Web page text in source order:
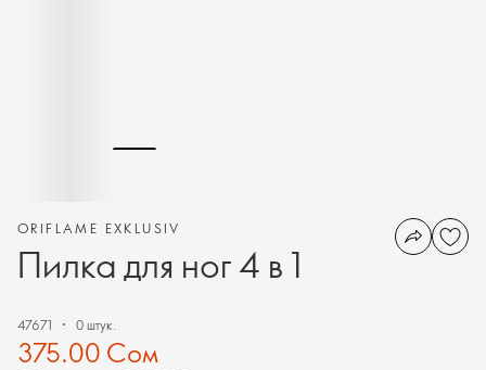
ORIFLAME EXKLUSIV
Пилка для ног 4 в 1
47671 0 штук.
375.00 Сом